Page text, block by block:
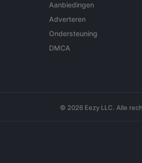
Aanbiedingen
Adverteren
Ondersteuning
DMCA
© 2026 Eezy LLC. Alle